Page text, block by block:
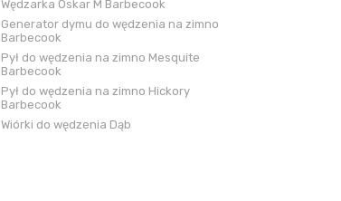
Wędzarka Oskar M Barbecook
Generator dymu do wędzenia na zimno
Barbecook
Pył do wędzenia na zimno Mesquite
Barbecook
Pył do wędzenia na zimno Hickory
Barbecook
Wiórki do wędzenia Dąb